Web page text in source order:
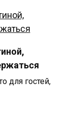
для гостей,